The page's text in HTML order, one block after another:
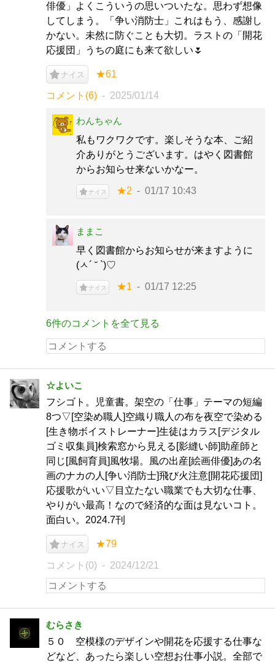
俳優」よくこういうの思いついたな。思わず想像
してしまう。「争い消防士」これはもう、感謝し
かない。未然に防ぐことも大切。ラストの「開花
応援団」うちの庭にも来て欲しい🌷
ナイス ★61
コメント(6) 2025/01/14
わんちゃん
私もワクワクです。楽しそうな本、ご紹
介ありがとうございます。はやく図書館
からお知らせ来ないかなー。
ナイス ★2 01/17 10:43
ままこ
早く図書館からお知らせが来ますように‪
(ㅅ´ ˘ `)♡‬
ナイス ★1 01/17 12:25
6件のコメントを全て見る
☆よいこ
フシゴト。児童書。架空の「仕事」テーマの短編
8つ▽[空染め職人]空織り職人の布を夜空で染める
[生き物ボイストレーナー]生徒はカラス[デジタル
ゴミ収集員]検索窓から見える[影縫い師]助産師と
同じ[風飼育員]風牧場。風の出産[絵画俳優]あの名
画のナカの人[争い消防士]飛び火注意[開花応援団]
応援歌がいい▽目立たない職業でも大切な仕事、
やりがい最高！なので経済的な面は見ないコト。
面白い。2024.7刊
ナイス ★79
コメント(0) 2024/12/21
むらさき
５０ 空模様のデザインや開花を応援する仕事な
どなど、あったら楽しい空想お仕事小説。全部で